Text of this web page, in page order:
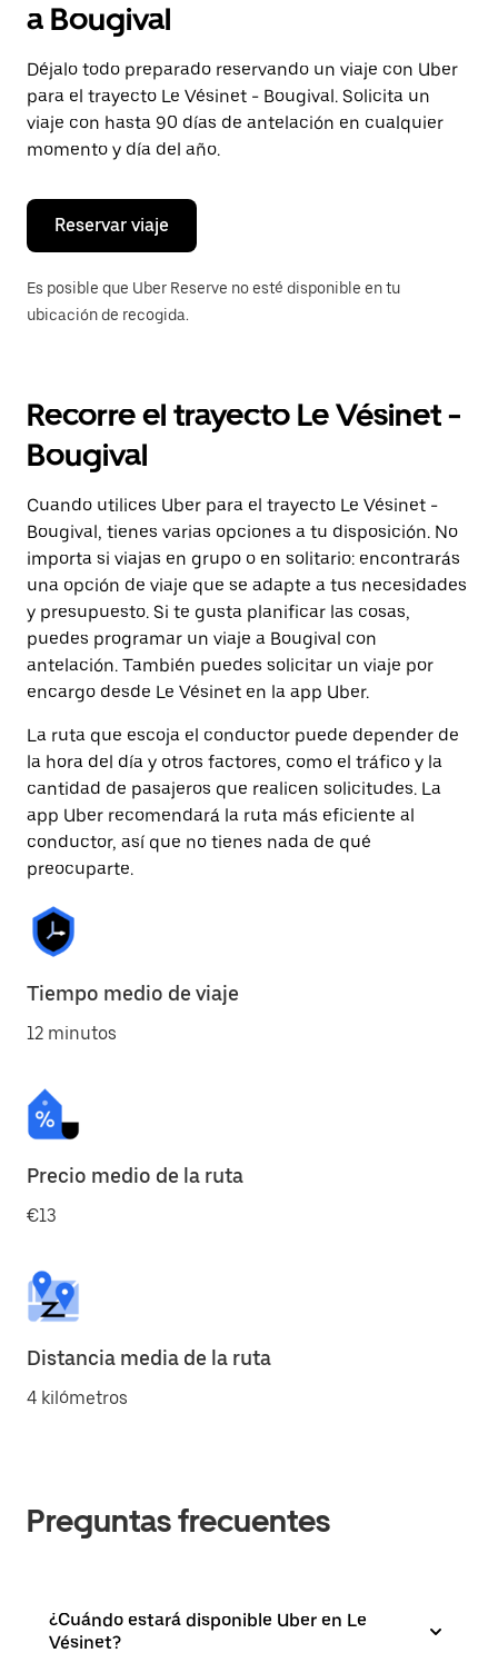
seleccionar
fecha.
Pulsa
el
botón
de
escape
cerrar
calendario.
a Bougival
Déjalo todo preparado reservando un viaje con Uber
para el trayecto Le Vésinet - Bougival. Solicita un
viaje con hasta 90 días de antelación en cualquier
momento y día del año.
Reservar viaje
Es posible que Uber Reserve no esté disponible en tu
ubicación de recogida.
Recorre el trayecto Le Vésinet -
Bougival
Cuando utilices Uber para el trayecto Le Vésinet -
Bougival, tienes varias opciones a tu disposición. No
importa si viajas en grupo o en solitario: encontrarás
una opción de viaje que se adapte a tus necesidades
y presupuesto. Si te gusta planificar las cosas,
puedes programar un viaje a Bougival con
antelación. También puedes solicitar un viaje por
encargo desde Le Vésinet en la app Uber.
La ruta que escoja el conductor puede depender de
la hora del día y otros factores, como el tráfico y la
cantidad de pasajeros que realicen solicitudes. La
app Uber recomendará la ruta más eficiente al
conductor, así que no tienes nada de qué
preocuparte.
Tiempo medio de viaje
12 minutos
Precio medio de la ruta
€13
Distancia media de la ruta
4 kilómetros
Preguntas frecuentes
¿Cuándo estará disponible Uber en Le
Vésinet?